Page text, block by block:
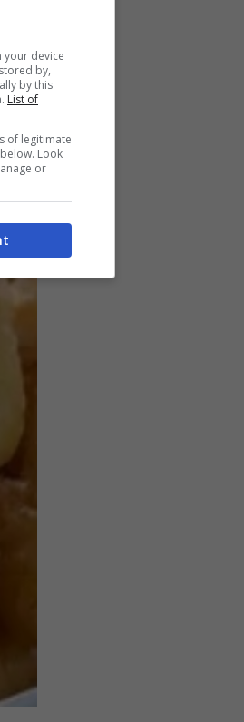
device
by,
by this
List of
of legitimate
Look
or